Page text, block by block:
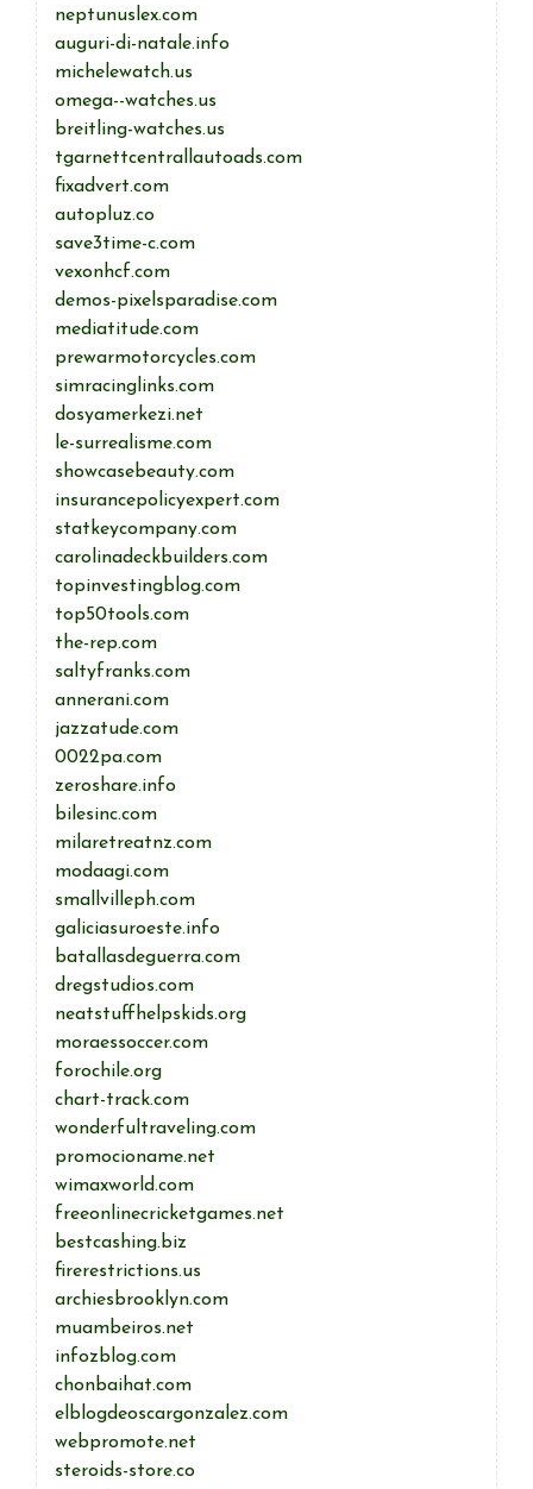
neptunuslex.com
auguri-di-natale.info
michelewatch.us
omega--watches.us
breitling-watches.us
tgarnettcentrallautoads.com
fixadvert.com
autopluz.co
save3time-c.com
vexonhcf.com
demos-pixelsparadise.com
mediatitude.com
prewarmotorcycles.com
simracinglinks.com
dosyamerkezi.net
le-surrealisme.com
showcasebeauty.com
insurancepolicyexpert.com
statkeycompany.com
carolinadeckbuilders.com
topinvestingblog.com
top50tools.com
the-rep.com
saltyfranks.com
annerani.com
jazzatude.com
0022pa.com
zeroshare.info
bilesinc.com
milaretreatnz.com
modaagi.com
smallvilleph.com
galiciasuroeste.info
batallasdeguerra.com
dregstudios.com
neatstuffhelpskids.org
moraessoccer.com
forochile.org
chart-track.com
wonderfultraveling.com
promocioname.net
wimaxworld.com
freeonlinecricketgames.net
bestcashing.biz
firerestrictions.us
archiesbrooklyn.com
muambeiros.net
infozblog.com
chonbaihat.com
elblogdeoscargonzalez.com
webpromote.net
steroids-store.co